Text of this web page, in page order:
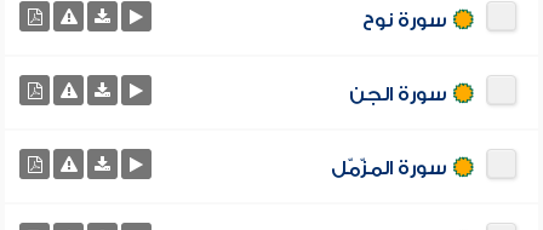
سورة نوح
سورة الجن
سورة المزّمّل